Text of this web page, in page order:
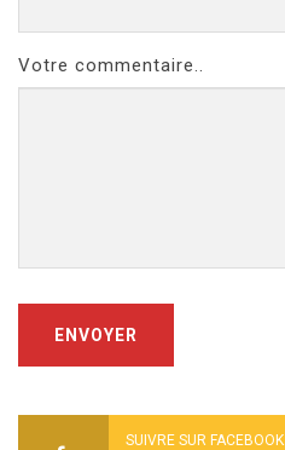
Votre commentaire..
ENVOYER
SUIVRE SUR FACEBOOK